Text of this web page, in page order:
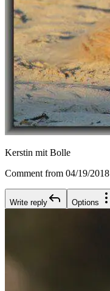
Kerstin mit Bolle
Comment from 04/19/2018
Write reply Options